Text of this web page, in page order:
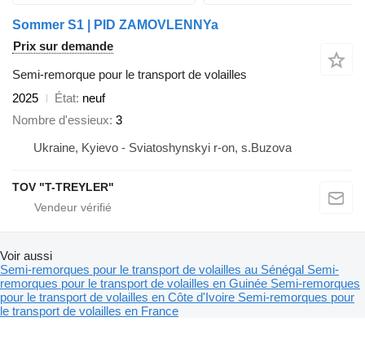
Sommer S1 | PID ZAMOVLENNYa
Prix sur demande
Semi-remorque pour le transport de volailles
2025
État neuf
Nombre d'essieux 3
Ukraine, Kyievo - Sviatoshynskyi r-on, s.Buzova
TOV "T-TREYLER"
Voir aussi
Semi-remorques pour le transport de volailles au Sénégal Semi-
remorques pour le transport de volailles en Guinée Semi-remorques
pour le transport de volailles en Côte d'Ivoire Semi-remorques pour
le transport de volailles en France